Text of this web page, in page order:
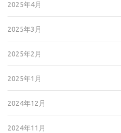
2025年4月
2025年3月
2025年2月
2025年1月
2024年12月
2024年11月